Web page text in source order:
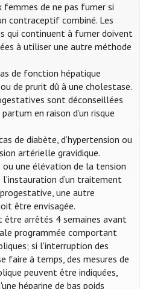
femmes de ne pas fumer si
contraceptif combiné. Les
qui continuent à fumer doivent
à utiliser une autre méthode
de fonction hépatique
de prurit dû à une cholestase.
sont déconseillées
en raison d’un risque
de diabète, d’hypertension ou
artérielle gravidique.
ou une élévation de la tension
d’un traitement
une autre
être envisagée.
arrêtés 4 semaines avant
programmée comportant
si l'interruption des
faire à temps, des mesures de
peuvent être indiquées,
héparine de bas poids